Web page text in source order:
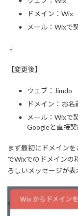
ドメイン：Wix
メール：Wixで
↓
【変更後】
ウェブ：Jimdo
ドメイン：お名
メール：Wixで
Googleと直接
まず最初にドメイン
でWixでのドメインの
ろしいメッセージが表